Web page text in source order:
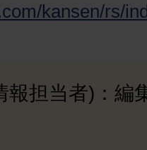
kansen/rs/
報担当者)：編